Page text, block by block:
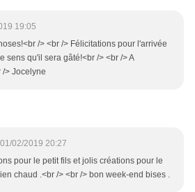
19:05
/> <br /> Félicitations pour l'arrivée
sens qu'il sera gâté!<br /> <br /> A
/> Jocelyne
01/02/2019 20:27
pour le petit fils et jolis créations pour le
chaud .<br /> <br /> bon week-end bises .